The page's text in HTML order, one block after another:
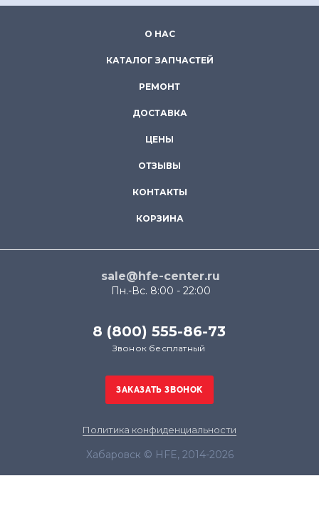
О НАС
КАТАЛОГ ЗАПЧАСТЕЙ
РЕМОНТ
ДОСТАВКА
ЦЕНЫ
ОТЗЫВЫ
КОНТАКТЫ
КОРЗИНА
sale@hfe-center.ru
Пн.-Вс. 8:00 - 22:00
8 (800) 555-86-73
Звонок бесплатный
Политика конфиденциальности
Хабаровск © HFE, 2014-2026